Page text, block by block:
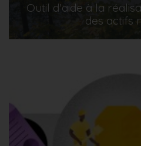
Outil d'aide à la
des actifs